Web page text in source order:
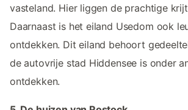
vasteland. Hier liggen de prachtige
Daarnaast is het eiland Usedom ook
ontdekken. Dit eiland behoort
de autovrije stad Hiddensee is onder
ontdekken.